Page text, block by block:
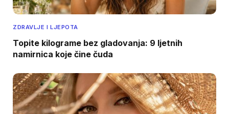
ZDRAVLJE I LJEPOTA
Topite kilograme bez gladovanja: 9 ljetnih
namirnica koje čine čuda